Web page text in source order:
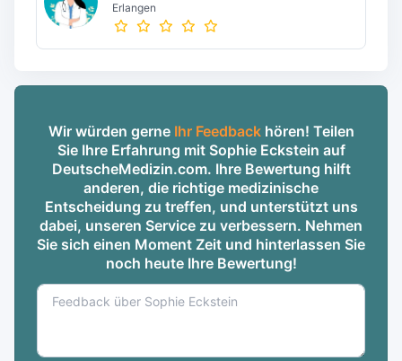
Erlangen
Wir würden gerne Ihr Feedbackhören! Teilen
Sie Ihre Erfahrung mit Sophie Eckstein auf
DeutscheMedizin.com. Ihre Bewertung hilft
anderen, die richtige medizinische
Entscheidung zu treffen, und unterstützt uns
dabei, unseren Service zu verbessern. Nehmen
Sie sich einen Moment Zeit und hinterlassen Sie
noch heute Ihre Bewertung!